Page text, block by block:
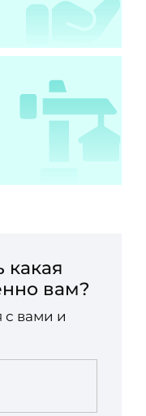
какая
вам?
вами и